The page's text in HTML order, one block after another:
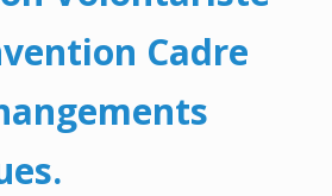
Cadre